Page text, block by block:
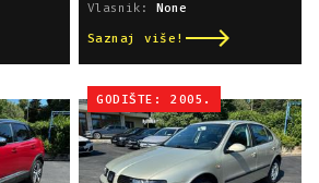
Vlasnik:
None
Saznaj više!
GODIŠTE: 2005.